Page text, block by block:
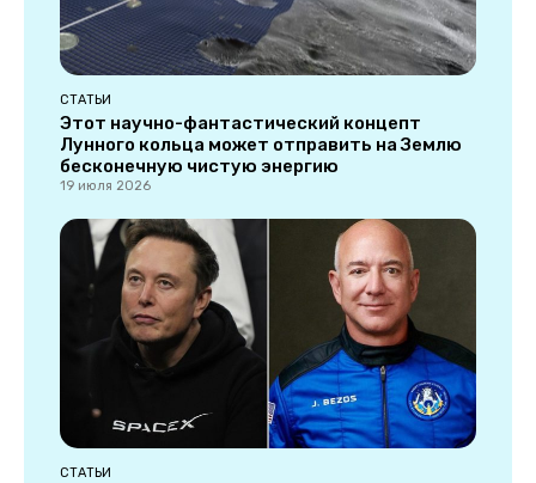
СТАТЬИ
Этот научно-фантастический концепт
Лунного кольца может отправить на Землю
бесконечную чистую энергию
19 июля 2026
СТАТЬИ